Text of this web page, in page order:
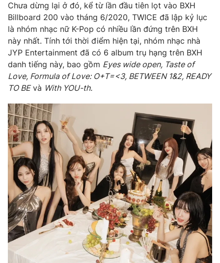
Phim VTV
Hậu trường
Nhân vật
Khán giả
Giải sao mai
Giải trí
Điện ảnh
Âm nhạc
Sao
Đời sống
Du lịch
Làm đẹp
Chất lượng cuộc sống
Giáo dục
Tuyển sinh
Học trực tuyến
Hitech Công nghệ tương lai
Sản phẩm
Thị trường
Tư vấn
Giao lưu trực tuyến
Lịch phát sóng
Chuyên mục khác
Emagazine Podcast
Photo Infographic
Chưa dừng lại ở đó, kể từ lần đầu tiên lọt vào BXH
Billboard 200 vào tháng 6/2020, TWICE đã lập kỷ lục
là nhóm nhạc nữ K-Pop có nhiều lần đứng trên BXH
này nhất. Tính tới thời điểm hiện tại, nhóm nhạc nhà
JYP Entertainment đã có 6 album trụ hạng trên BXH
danh tiếng này, bao gồm Eyes wide open, Taste of
Love, Formula of Love: O+T=<3, BETWEEN 1&2, READY
TO BEvà With YOU-th.